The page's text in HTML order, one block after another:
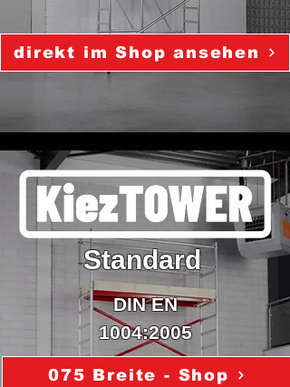
direkt im Shop ansehen
Standard
DIN EN
1004:2005
075 Breite - Shop